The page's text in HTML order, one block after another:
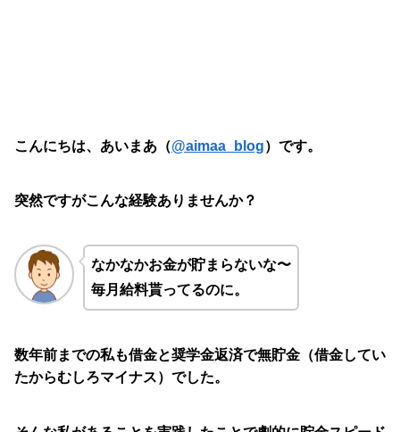
こんにちは、あいまあ（@aimaa_blog）です。
突然ですがこんな経験ありませんか？
なかなかお金が貯まらないな〜
毎月給料貰ってるのに。
数年前までの私も借金と奨学金返済で無貯金（借金してい
たからむしろマイナス）でした。